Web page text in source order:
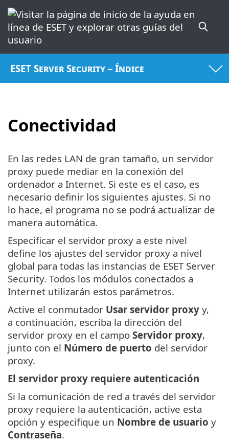
ESET Server Security – Índice
Conectividad
En las redes LAN de gran tamaño, un servidor
proxy puede mediar en la conexión del
ordenador a Internet. Si este es el caso, es
necesario definir los siguientes ajustes. Si no
lo hace, el programa no se podrá actualizar de
manera automática.
Especificar el servidor proxy a este nivel
define los ajustes del servidor proxy a nivel
global para todas las instancias de ESET Server
Security. Todos los módulos conectados a
Internet utilizarán estos parámetros.
Active el conmutador Usar servidor proxy y,
a continuación, escriba la dirección del
servidor proxy en el campo Servidor proxy,
junto con el Número de puerto del servidor
proxy.
El servidor proxy requiere autenticación
Si la comunicación de red a través del servidor
proxy requiere la autenticación, active esta
opción y especifique un Nombre de usuario y
Contraseña.